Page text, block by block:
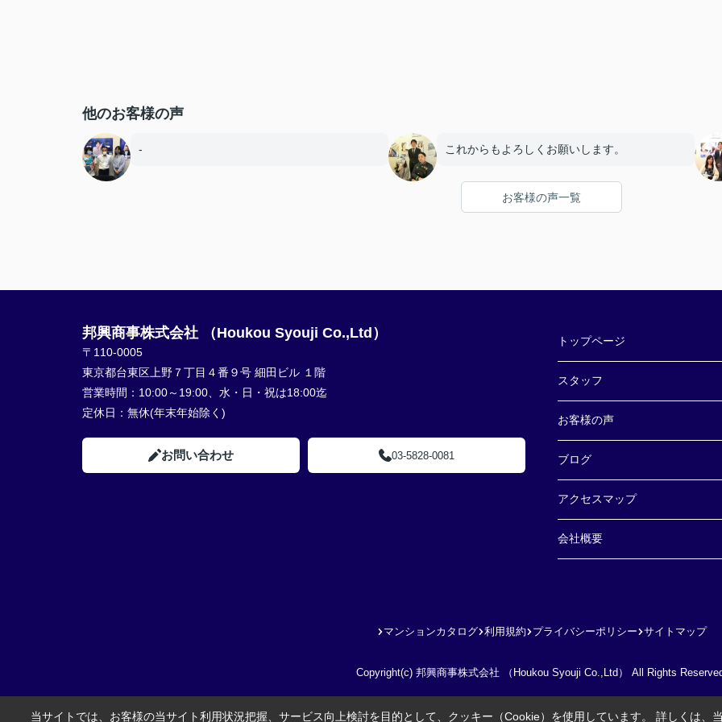
他のお客様の声
- これからもよろしくお願いします。
お客様の声一覧
邦興商事株式会社 （Houkou Syouji Co.,Ltd）
〒110-0005
東京都台東区上野７丁目４番９号 細田ビル １階
営業時間： 10:00～19:00、水・日・祝は18:00迄
定休日： 無休(年末年始除く)
お問い合わせ 03-5828-0081
トップページ
スタッフ
お客様の声
ブログ
アクセスマップ
会社概要
マンションカタログ 利用規約 プライバシーポリシー サイトマップ
Copyright(c) 邦興商事株式会社 （Houkou Syouji Co.,Ltd） All Rights
当サイトでは、お客様の当サイト利用状況把握、サービス向上検討を目的として、クッキー（Cookie）を使用しています。 詳しくは、